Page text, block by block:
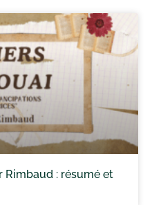
Rimbaud : résumé et